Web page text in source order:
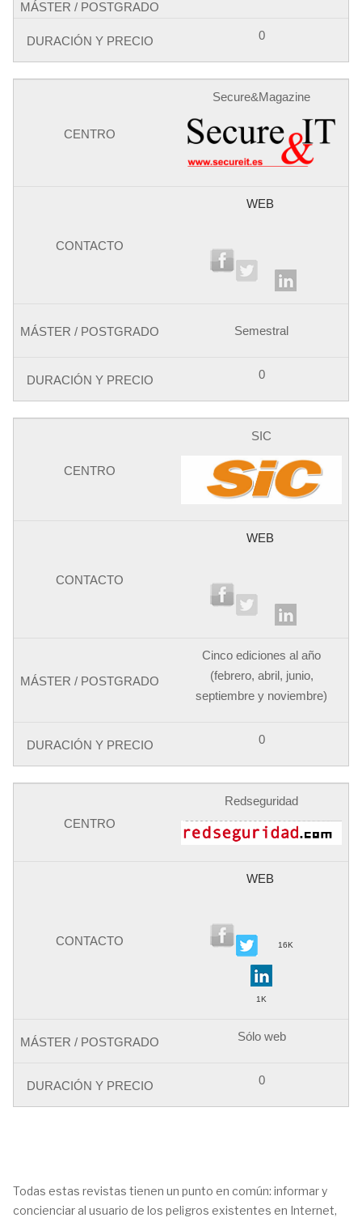
0
Secure&Magazine
WEB
Semestral
0
SIC
WEB
Cinco ediciones al año
(febrero, abril, junio,
septiembre y noviembre)
0
Redseguridad
WEB
16K
1K
Sólo web
0
Todas estas revistas tienen un punto en común: informar y
concienciar al usuario de los peligros existentes en Internet,